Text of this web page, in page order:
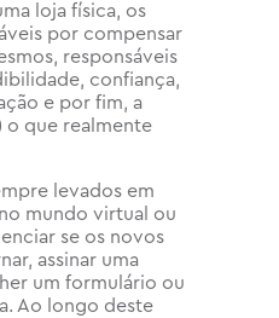
loja física, os
por compensar
responsáveis
confiança,
e por fim, a
o que realmente
levados em
mundo virtual ou
se os novos
assinar uma
um formulário ou
Ao longo deste